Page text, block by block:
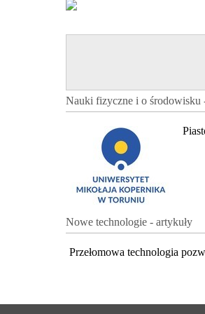
Nauki fizyczne i o środowisku
Nowe technologie - artykuły
Przełomowa technologia